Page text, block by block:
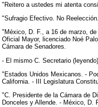
"Reitero a ustedes mi atenta
"Sufragio Efectivo. No Reelección.
"México, D. F., a 16 de marzo,
Oficial Mayor, licenciado Noé
Cámara de Senadores.
- El mismo C. Secretario
"Estados Unidos Mexicanos. -
California. - III Legislatura
"C. Presidente de la Cámara de
Donceles y Allende. - México, D.